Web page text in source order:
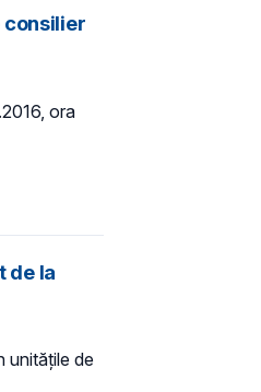
consilier
ora
de la
unitățile de